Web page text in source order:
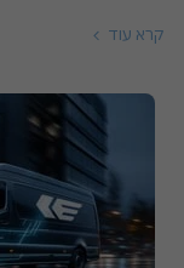
קרא עוד